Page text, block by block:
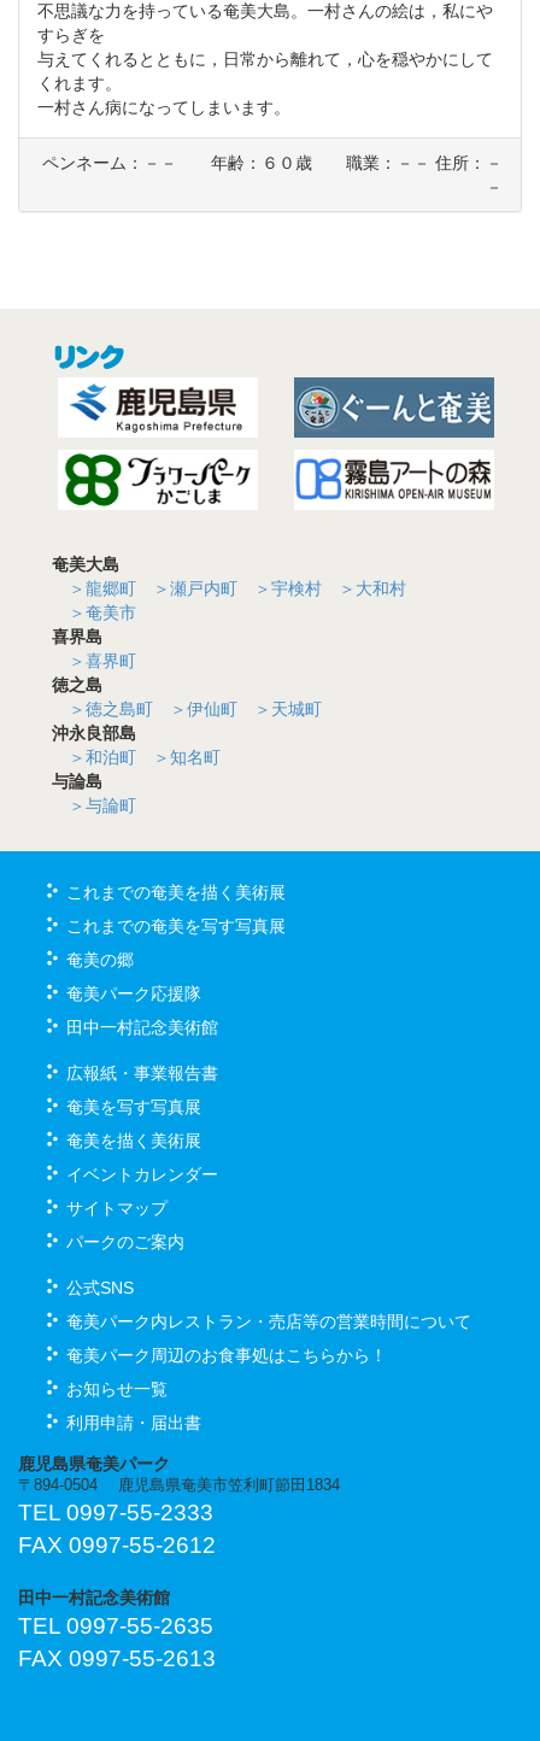
不思議な力を持っている奄美大島。一村さんの絵は，私にや
すらぎを
与えてくれるとともに，日常から離れて，心を穏やかにして
くれます。
一村さん病になってしまいます。
ペンネーム：－－ 年齢：６０歳 職業：－－ 住所：－
－
奄美大島
＞龍郷町
＞瀬戸内町 ＞宇検村
＞大和村
＞奄美市
喜界島
＞喜界町
徳之島
＞徳之島町
＞伊仙町
＞天城町
沖永良部島
＞和泊町
＞知名町
与論島
＞与論町
これまでの奄美を描く美術展
これまでの奄美を写す写真展
奄美の郷
奄美パーク応援隊
田中一村記念美術館
広報紙・事業報告書
奄美を写す写真展
奄美を描く美術展
イベントカレンダー
サイトマップ
パークのご案内
公式SNS
奄美パーク内レストラン・売店等の営業時間について
奄美パーク周辺のお食事処はこちらから！
お知らせ一覧
利用申請・届出書
鹿児島県奄美パーク
〒894-0504 鹿児島県奄美市笠利町節田1834
TEL 0997-55-2333
FAX 0997-55-2612
田中一村記念美術館
TEL 0997-55-2635
FAX 0997-55-2613